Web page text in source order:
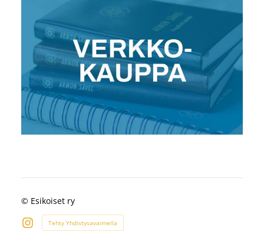
© Esikoiset ry
Tehty Yhdistysavaimella